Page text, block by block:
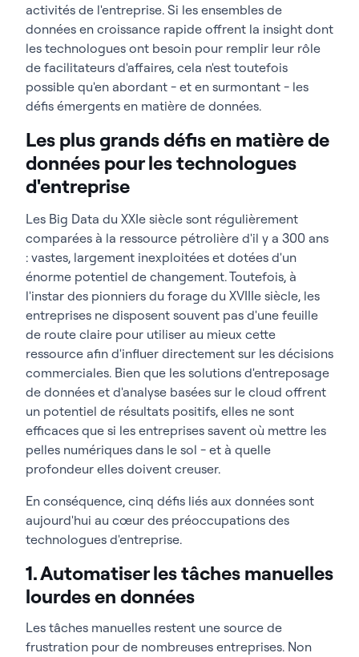
activités de l'entreprise. Si les ensembles de
données en croissance rapide offrent la insight dont
les technologues ont besoin pour remplir leur rôle
de facilitateurs d'affaires, cela n'est toutefois
possible qu'en abordant - et en surmontant - les
défis émergents en matière de données.
Les plus grands défis en matière de
données pour les technologues
d'entreprise
Les Big Data du XXIe siècle sont régulièrement
comparées à la ressource pétrolière d'il y a 300 ans
: vastes, largement inexploitées et dotées d'un
énorme potentiel de changement. Toutefois, à
l'instar des pionniers du forage du XVIIIe siècle, les
entreprises ne disposent souvent pas d'une feuille
de route claire pour utiliser au mieux cette
ressource afin d'influer directement sur les décisions
commerciales. Bien que les solutions d'entreposage
de données et d'analyse basées sur le cloud offrent
un potentiel de résultats positifs, elles ne sont
efficaces que si les entreprises savent où mettre les
pelles numériques dans le sol - et à quelle
profondeur elles doivent creuser.
En conséquence, cinq défis liés aux données sont
aujourd'hui au cœur des préoccupations des
technologues d'entreprise.
1. Automatiser les tâches manuelles
lourdes en données
Les tâches manuelles restent une source de
frustration pour de nombreuses entreprises. Non